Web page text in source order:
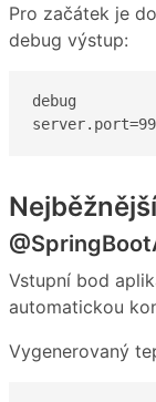
Pro začátek je
debug výstup:
debug
Vstupní bod
automatickou
Vygenerovaný